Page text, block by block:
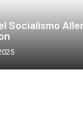
Socialismo